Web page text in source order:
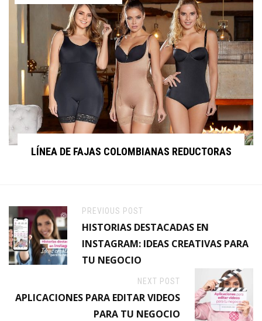
LÍNEA DE FAJAS COLOMBIANAS REDUCTORAS
PREVIOUS POST
HISTORIAS DESTACADAS EN
INSTAGRAM: IDEAS CREATIVAS PARA
TU NEGOCIO
NEXT POST
APLICACIONES PARA EDITAR VIDEOS
PARA TU NEGOCIO